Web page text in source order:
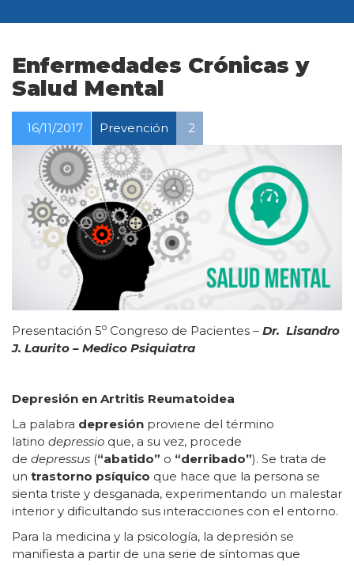
Enfermedades Crónicas y
Salud Mental
16/11/2017 Prevención 2
Presentación 5o Congreso de Pacientes – Dr. Lisandro
J. Laurito – Medico Psiquiatra
Depresión en Artritis Reumatoidea
La palabra depresión proviene del término
latino depressio que, a su vez, procede
de depressus (“abatido” o “derribado”). Se trata de
un trastorno psíquico que hace que la persona se
sienta triste y desganada, experimentando un malestar
interior y dificultando sus interacciones con el entorno.
Para la medicina y la psicología, la depresión se
manifiesta a partir de una serie de síntomas que